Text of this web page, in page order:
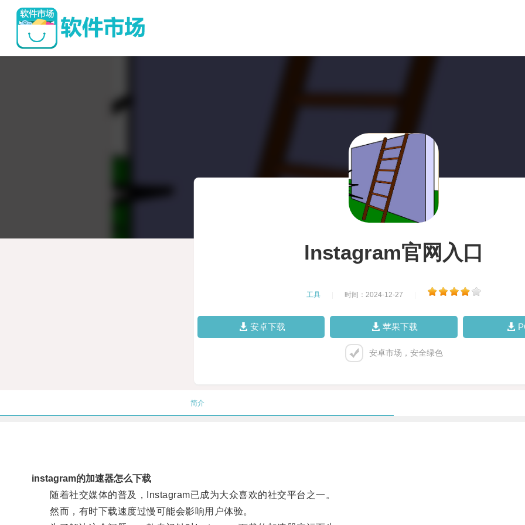
lnstagram官网入口
工具 时间：2024-12-27
安卓下载 苹果下载
安卓市场，安全绿色
简介
instagram的加速器怎么下载
随着社交媒体的普及，Instagram已成为大众喜欢的社交平台之一。
然而，有时下载速度过慢可能会影响用户体验。